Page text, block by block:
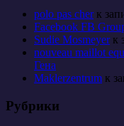
polo pas cherк
Facebook FB
Sudie Mosmeyerк
nouveau maillot
Гена
Maklerzentrum к
Рубрики